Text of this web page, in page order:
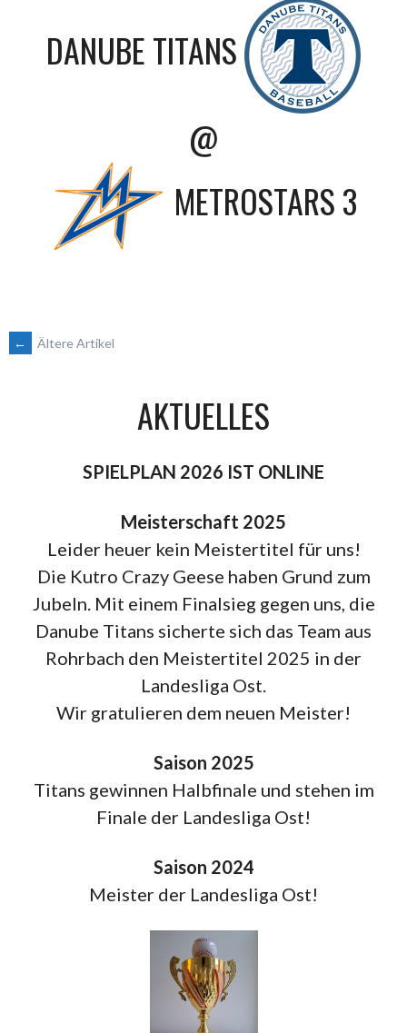
DANUBE TITANS
@
METROSTARS 3
BEITRAGSNAVIGATION
← Ältere Artikel
AKTUELLES
SPIELPLAN 2026 IST ONLINE
Meisterschaft 2025
Leider heuer kein Meistertitel für uns!
Die Kutro Crazy Geese haben Grund zum
Jubeln. Mit einem Finalsieg gegen uns, die
Danube Titans sicherte sich das Team aus
Rohrbach den Meistertitel 2025 in der
Landesliga Ost.
Wir gratulieren dem neuen Meister!
Saison 2025
Titans gewinnen Halbfinale und stehen im
Finale der Landesliga Ost!
Saison 2024
Meister der Landesliga Ost!